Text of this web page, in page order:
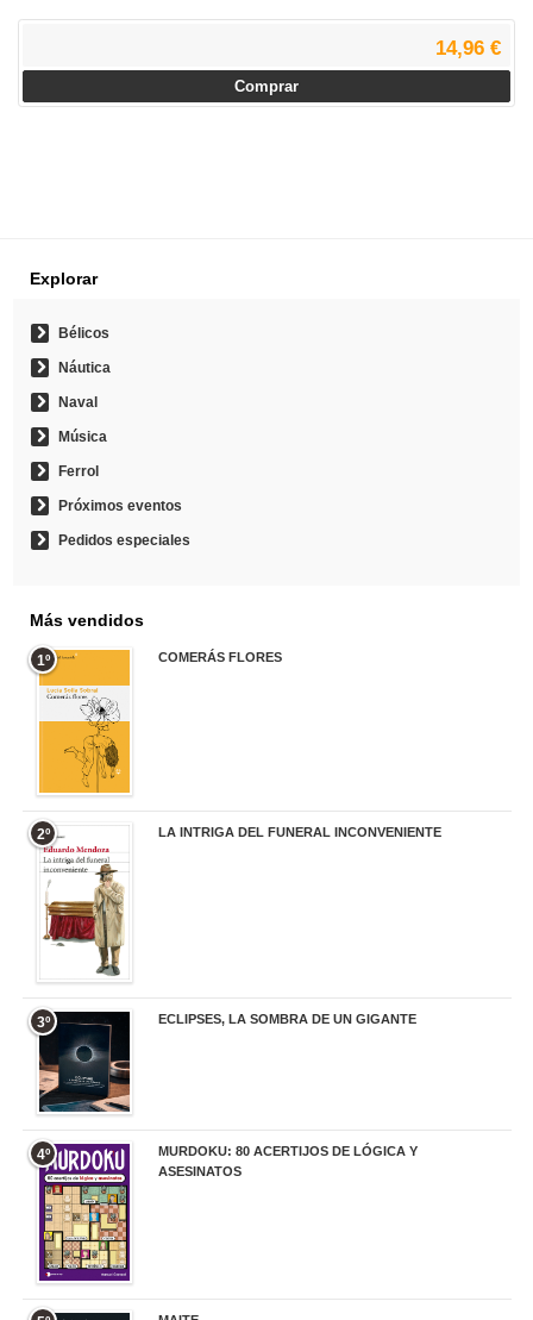
14,96 €
Comprar
Explorar
Bélicos
Náutica
Naval
Música
Ferrol
Próximos eventos
Pedidos especiales
Más vendidos
1º COMERÁS FLORES
2º LA INTRIGA DEL FUNERAL INCONVENIENTE
3º ECLIPSES, LA SOMBRA DE UN GIGANTE
4º
MURDOKU: 80 ACERTIJOS DE LÓGICA Y
ASESINATOS